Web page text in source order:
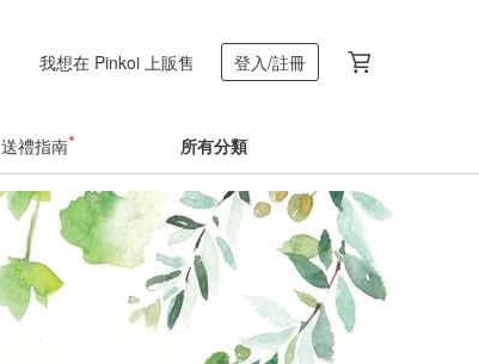
我想在 Pinkoi 上販售 登入/註冊
送禮指南 所有分類